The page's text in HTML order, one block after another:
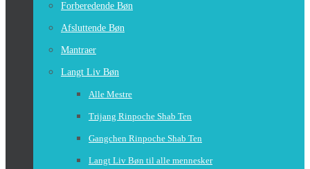
Forberedende Bøn
Afsluttende Bøn
Mantraer
Langt Liv Bøn
Alle Mestre
Trijang Rinpoche Shab Ten
Gangchen Rinpoche Shab Ten
Langt Liv Bøn til alle mennesker